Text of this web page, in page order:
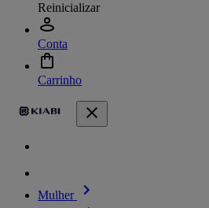
Reinicializar
Conta
Carrinho
Mulher